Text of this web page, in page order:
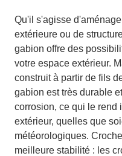
Qu'il s'agisse
extérieure ou de
gabion offre des
votre espace extérieur.
construit à partir de fils
gabion est très durable
corrosion, ce qui le rend
extérieur, quelles que
météorologiques.
meilleure stabilité : les